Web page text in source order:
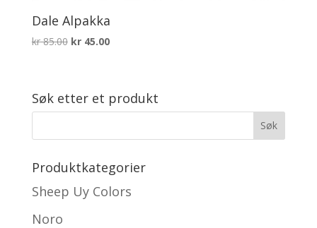
Dale Alpakka
kr85.00 Opprinnelig
kr45.00Nåværende
Søk etter et produkt
Produktkategorier
Sheep Uy Colors
Noro